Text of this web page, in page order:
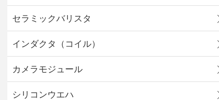
セラミックバリスタ
インダクタ（コイル）
カメラモジュール
シリコンウエハ